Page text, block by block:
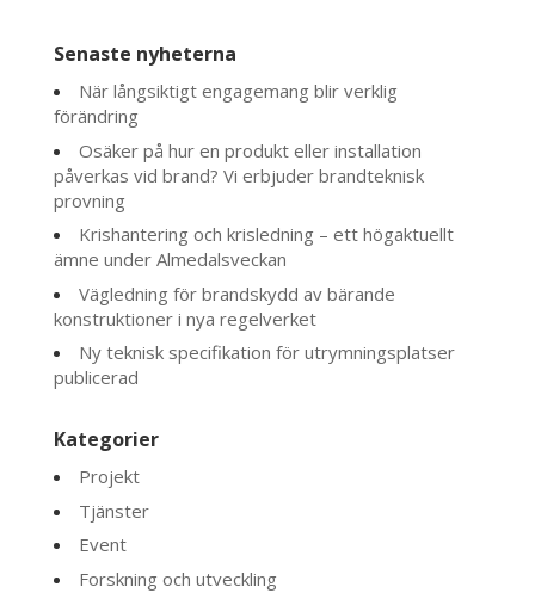
Senaste nyheterna
När långsiktigt engagemang blir verklig
förändring
Osäker på hur en produkt eller installation
påverkas vid brand? Vi erbjuder brandteknisk
provning
Krishantering och krisledning – ett högaktuellt
ämne under Almedalsveckan
Vägledning för brandskydd av bärande
konstruktioner i nya regelverket
Ny teknisk specifikation för utrymningsplatser
publicerad
Kategorier
Projekt
Tjänster
Event
Forskning och utveckling